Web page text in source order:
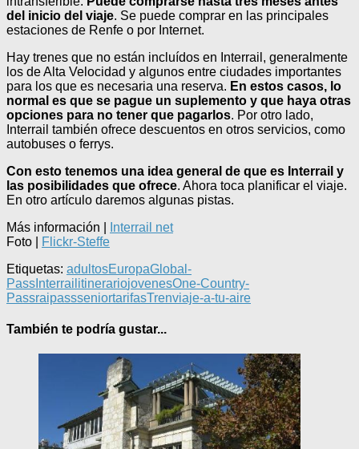
del inicio del viaje. Se puede comprar en las principales
estaciones de Renfe o por Internet.
Hay trenes que no están incluídos en Interrail, generalmente
los de Alta Velocidad y algunos entre ciudades importantes
para los que es necesaria una reserva. En estos casos, lo
normal es que se pague un suplemento y que haya otras
opciones para no tener que pagarlos. Por otro lado,
Interrail también ofrece descuentos en otros servicios, como
autobuses o ferrys.
Con esto tenemos una idea general de que es Interrail y
las posibilidades que ofrece. Ahora toca planificar el viaje.
En otro artículo daremos algunas pistas.
Más información |
Interrail net
Foto |
Flickr-Steffe
Etiquetas: adultosEuropaGlobal-
Pass Interrail itinerariojovenesOne-Country-
PassraipassseniortarifasTrenviaje-a-tu-aire
También te podría gustar...